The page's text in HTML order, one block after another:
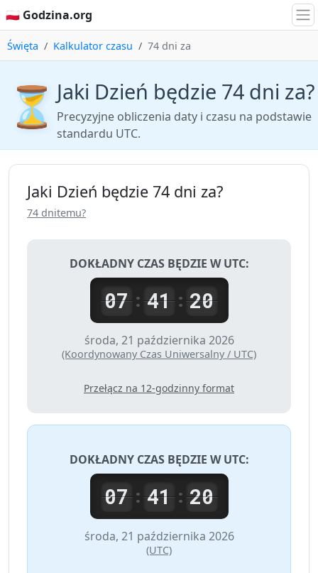
🇵🇱 Godzina.org
Święta Kalkulator czasu 74 dni za
⏳Jaki Dzień będzie 74 dni za?
Precyzyjne obliczenia daty i czasu na podstawie
standardu UTC.
Jaki Dzień będzie 74 dni za?
74 dnitemu?
DOKŁADNY CZAS BĘDZIE W UTC:
07: 41: 20
środa, 21 października 2026
(Koordynowany Czas Uniwersalny / UTC)
Przełącz na 12-godzinny format
DOKŁADNY CZAS BĘDZIE WUTC:
07: 41: 20
środa, 21 października 2026
(UTC)